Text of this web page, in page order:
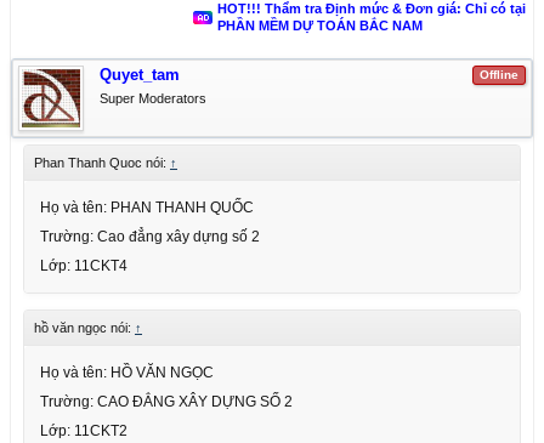
HOT!!! Thẩm tra Định mức & Đơn giá: Chỉ có tại
PHẦN MỀM DỰ TOÁN BẮC NAM
Offline
Quyet_tam
Super Moderators
Phan Thanh Quoc nói: ↑
Họ và tên: PHAN THANH QUỐC
Trường: Cao đẳng xây dựng số 2
Lớp: 11CKT4
hồ văn ngọc nói: ↑
Họ và tên: HỒ VĂN NGỌC
Trường: CAO ĐẲNG XÂY DỰNG SỐ 2
Lớp: 11CKT2